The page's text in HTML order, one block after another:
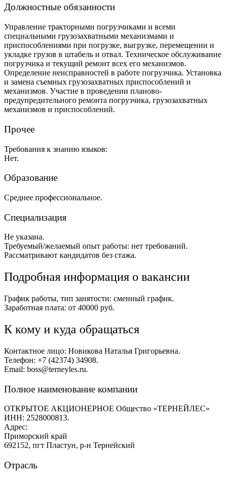
Должностные обязанности
Управление тракторными погрузчиками и всеми
специальными грузозахватными механизмами и
приспособлениями при погрузке, выгрузке, перемещении и
укладке грузов в штабель и отвал. Техническое обслуживание
погрузчика и текущий ремонт всех его механизмов.
Определение неисправностей в работе погрузчика. Установка
и замена съемных грузозахватных приспособлений и
механизмов. Участие в проведении планово-
предупредительного ремонта погрузчика, грузозахватных
механизмов и приспособлений.
Прочее
Требования к знанию языков:
Нет.
Образование
Среднее профессиональное.
Специализация
Не указана.
Требуемый/желаемый опыт работы: нет требований.
Рассматривают кандидатов без стажа.
Подробная информация о вакансии
График работы, тип занятости: сменный график.
Заработная плата: от 40000 руб.
К кому и куда обращаться
Контактное лицо: Новикова Наталья Григорьевна.
Телефон: +7 (42374) 34908.
Email: boss@terneyles.ru.
Полное наименование компании
ОТКРЫТОЕ АКЦИОНЕРНОЕ Общество «ТЕРНЕЙЛЕС»
ИНН: 2528000813.
Адрес:
Приморский край
692152, пгт Пластун, р-н Тернейский
Отрасль